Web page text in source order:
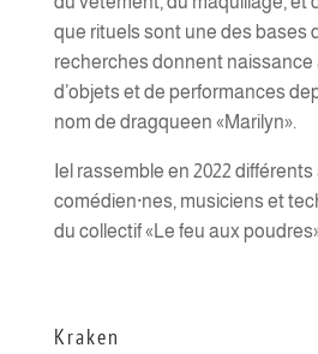
que rituels sont une des bases
recherches donnent naissance
d’objets et de performances
nom de dragqueen «Marilyn».
Iel rassemble en 2022
comédien·nes, musiciens et
du collectif «Le feu aux
Kraken